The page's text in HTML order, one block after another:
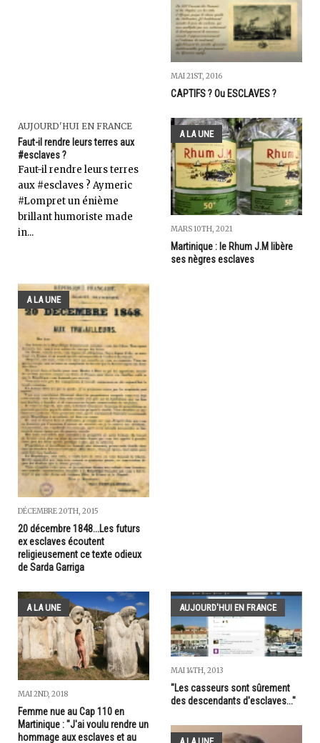
MAI 21ST, 2016
CAPTIFS ? Ou ESCLAVES ?
AUJOURD'HUI EN FRANCE
Faut-il rendre leurs terres aux
#esclaves ?
Faut-il rendre leurs terres
aux #esclaves ? Aymeric
#Lompret un énième
brillant humoriste made
in...
A LA UNE
MARS 10TH, 2021
Martinique : le Rhum J.M libère
ses nègres esclaves
A LA UNE
DÉCEMBRE 20TH, 2015
20 décembre 1848...Les futurs
ex esclaves écoutent
religieusement ce texte odieux
de Sarda Garriga
A LA UNE
MAI 2ND, 2018
Femme nue au Cap 110 en
Martinique : "J'ai voulu rendre un
hommage aux esclaves et au
AUJOURD'HUI EN FRANCE
MAI 14TH, 2013
"Les casseurs sont sûrement
des descendants d'esclaves..."